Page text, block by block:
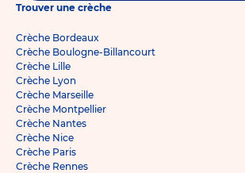
Trouver une crèche
Crèche Bordeaux
Crèche Boulogne-Billancourt
Crèche Lille
Crèche Lyon
Crèche Marseille
Crèche Montpellier
Crèche Nantes
Crèche Nice
Crèche Paris
Crèche Rennes